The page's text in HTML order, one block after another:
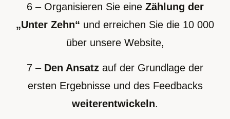
6 – Organisieren Sie eine Zählung der
„Unter Zehn“ und erreichen Sie die 10 000
über unsere Website,
7 – Den Ansatz auf der Grundlage der
ersten Ergebnisse und des Feedbacks
weiterentwickeln.